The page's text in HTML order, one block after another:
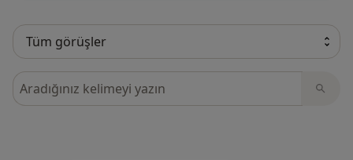
Görüşler içerisinde ara